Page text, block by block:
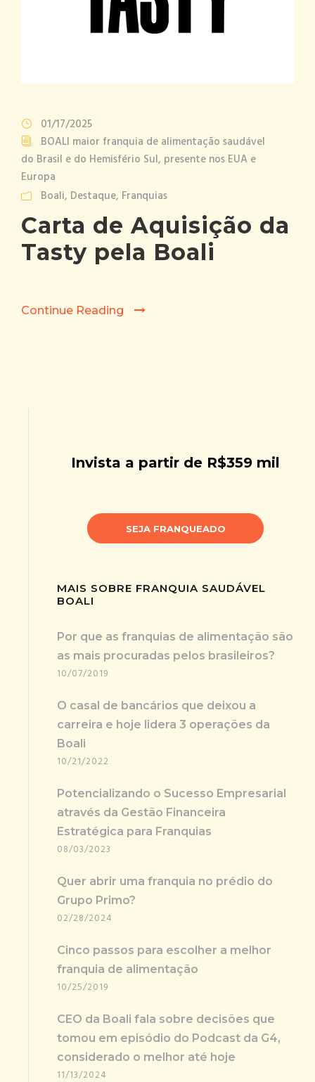
01/17/2025
BOALI maior franquia de alimentação saudável
do Brasil e do Hemisfério Sul, presente nos EUA e
Europa
Boali, Destaque, Franquias
Carta de Aquisição da
Tasty pela Boali
Continue Reading
Invista a partir de R$359 mil
SEJA FRANQUEADO
MAIS SOBRE FRANQUIA SAUDÁVEL
BOALI
Por que as franquias de alimentação são
as mais procuradas pelos brasileiros?
10/07/2019
O casal de bancários que deixou a
carreira e hoje lidera 3 operações da
Boali
10/21/2022
Potencializando o Sucesso Empresarial
através da Gestão Financeira
Estratégica para Franquias
08/03/2023
Quer abrir uma franquia no prédio do
Grupo Primo?
02/28/2024
Cinco passos para escolher a melhor
franquia de alimentação
10/25/2019
CEO da Boali fala sobre decisões que
tomou em episódio do Podcast da G4,
considerado o melhor até hoje
11/13/2024